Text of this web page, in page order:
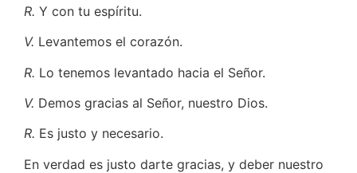
R. Y con tu espíritu.
V. Levantemos el corazón.
R. Lo tenemos levantado hacia el Señor.
V. Demos gracias al Señor, nuestro Dios.
R. Es justo y necesario.
En verdad es justo darte gracias, y deber nuestro